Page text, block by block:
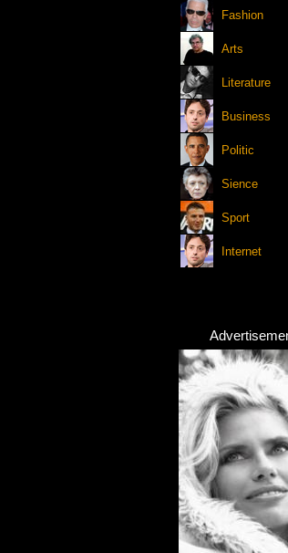
Fashion
Arts
Literature
Business
Politic
Sience
Sport
Internet